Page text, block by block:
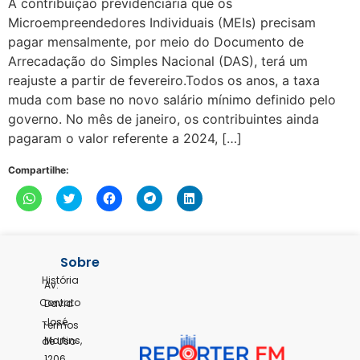
Microempreendedores Individuais (MEIs) precisam
pagar mensalmente, por meio do Documento de
Arrecadação do Simples Nacional (DAS), terá um
reajuste a partir de fevereiro.Todos os anos, a taxa
muda com base no novo salário mínimo definido pelo
governo. No mês de janeiro, os contribuintes ainda
pagaram o valor referente a 2024, […]
Compartilhe:
Clique
para
janela)
Clique
para
nova
janela)
Clique
para
Clique
para
Clique
para
Av.
David
José
Martins,
Sobre
História
Contato
Termos
de Uso